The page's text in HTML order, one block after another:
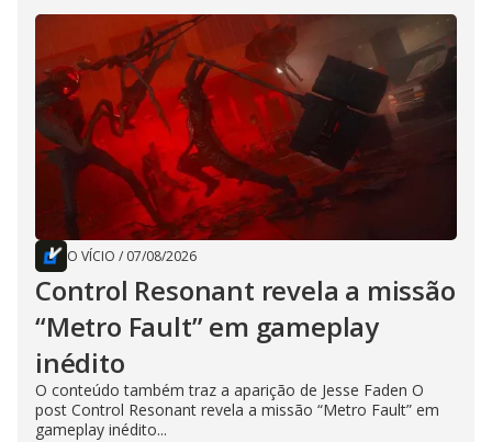
O VÍCIO / 07/08/2026
Control Resonant revela a missão
“Metro Fault” em gameplay
inédito
O conteúdo também traz a aparição de Jesse Faden O
post Control Resonant revela a missão “Metro Fault” em
gameplay inédito...